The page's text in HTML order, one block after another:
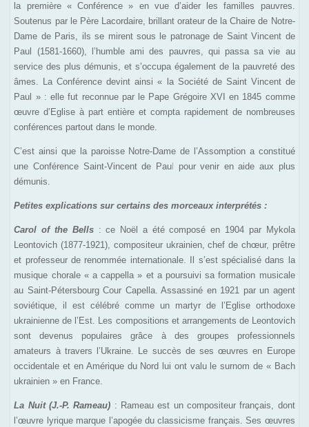
la première « Conférence » en vue d’aider les familles pauvres.
Soutenus par le Père Lacordaire, brillant orateur de la Chaire de Notre-
Dame de Paris, ils se mirent sous le patronage de Saint Vincent de
Paul (1581-1660), l’humble ami des pauvres, qui passa sa vie au
service des plus démunis, et s’occupa également de la pauvreté des
âmes. La Conférence devint ainsi « la Société de Saint Vincent de
Paul » : elle fut reconnue par le Pape Grégoire XVI en 1845 comme
œuvre d’Eglise à part entière et compta rapidement de nombreuses
conférences partout dans le monde.
C’est ainsi que la paroisse Notre-Dame de l’Assomption a constitué
une Conférence Saint-Vincent de Paul
pour venir en aide aux plus
démunis.
Petites explications sur certains des morceaux interprétés :
Carol of the Bells : ce Noël a été composé en 1904 par Mykola
Leontovich (1877-1921), compositeur ukrainien, chef de chœur, prêtre
et professeur de renommée internationale. Il s’est spécialisé dans la
musique chorale « a cappella » et a poursuivi sa formation musicale
au Saint-Pétersbourg Cour Capella. Assassiné en 1921 par un agent
soviétique, il est célébré comme un martyr de l’Eglise orthodoxe
ukrainienne de l’Est. Les compositions et arrangements de Leontovich
sont devenus populaires grâce à des groupes professionnels
amateurs à travers l’Ukraine. Le succès de ses œuvres en Europe
occidentale et en Amérique du Nord lui ont valu le surnom de « Bach
ukrainien » en France.
La Nuit(J.-P. Rameau) : Rameau est un compositeur français, dont
l’œuvre lyrique marque l’apogée du classicisme français. Ses œuvres